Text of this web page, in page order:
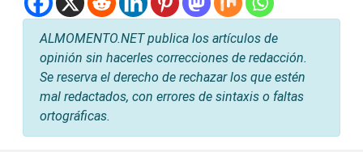
ALMOMENTO.NET publica los artículos de
opinión sin hacerles correcciones de redacción.
Se reserva el derecho de rechazar los que estén
mal redactados, con errores de sintaxis o faltas
ortográficas.